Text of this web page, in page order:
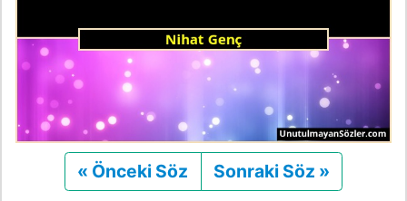
« Önceki Söz Önceki
Sonraki Söz »